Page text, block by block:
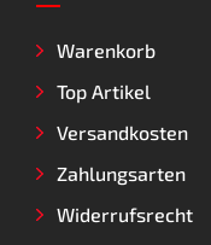
Warenkorb
Top Artikel
Versandkosten
Zahlungsarten
Widerrufsrecht